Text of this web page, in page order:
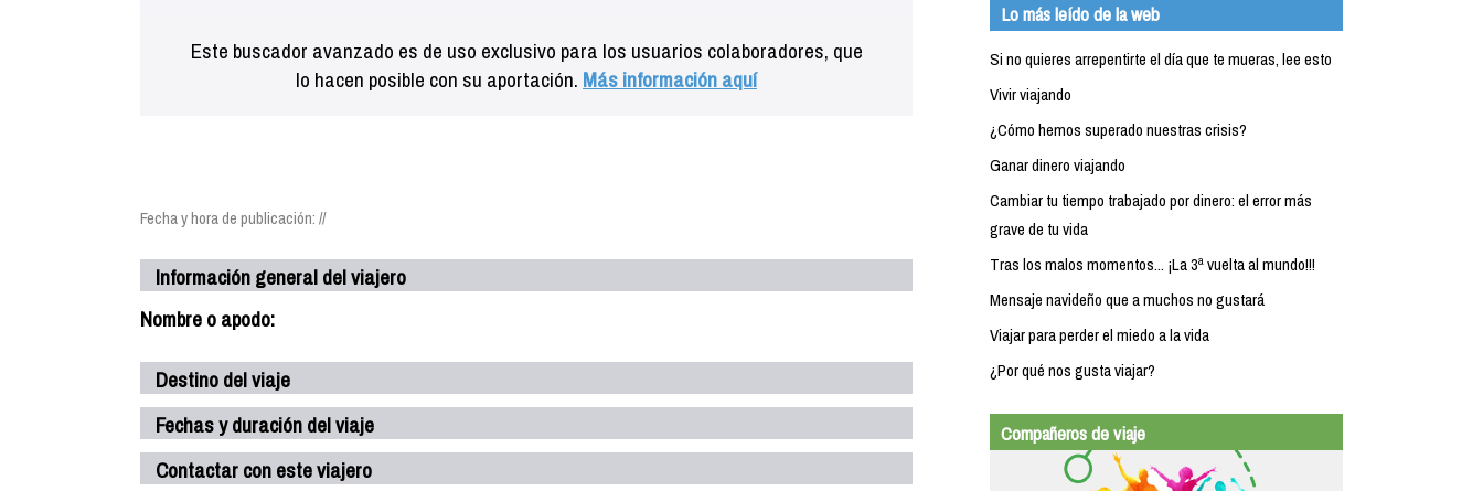
Este buscador avanzado es de uso exclusivo para los usuarios colaboradores, que
lo hacen posible con su aportación. Más información aquí
Fecha y hora de publicación: //
Información general del viajero
Nombre o apodo:
Destino del viaje
Fechas y duración del viaje
Contactar con este viajero
Lo más leído de la web
Si no quieres arrepentirte el día que te mueras, lee esto
Vivir viajando
¿Cómo hemos superado nuestras crisis?
Ganar dinero viajando
Cambiar tu tiempo trabajado por dinero: el error más
grave de tu vida
Tras los malos momentos... ¡La 3ª vuelta al mundo!!!
Mensaje navideño que a muchos no gustará
Viajar para perder el miedo a la vida
¿Por qué nos gusta viajar?
Compañeros de viaje